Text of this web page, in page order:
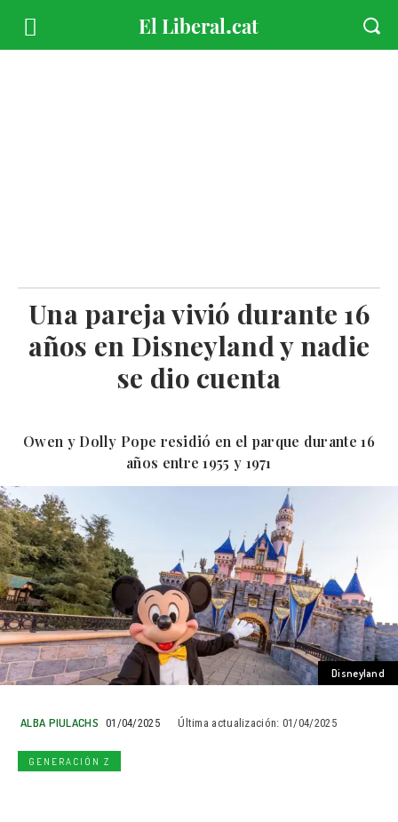
Una pareja vivió durante 16
años en Disneyland y nadie
se dio cuenta
Owen y Dolly Pope residió en el parque durante 16
años entre 1955 y 1971
Disneyland
ALBA PIULACHS 01/04/2025 Última actualización: 01/04/2025
GENERACIÓN Z